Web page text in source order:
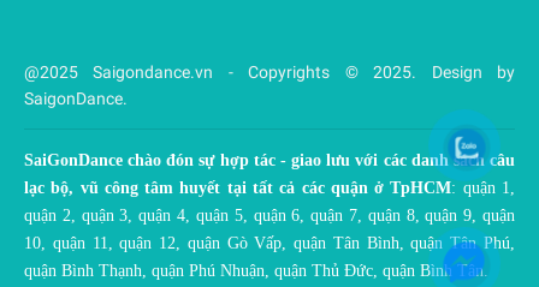
@2025 Saigondance.vn - Copyrights © 2025. Design by
SaigonDance.
SaiGonDance chào đón sự hợp tác - giao lưu với các danh sách câu
lạc bộ, vũ công tâm huyết tại tất cả các quận ở TpHCM: quận 1,
quận 2, quận 3, quận 4, quận 5, quận 6, quận 7, quận 8, quận 9, quận
10, quận 11, quận 12, quận Gò Vấp, quận Tân Bình, quận Tân Phú,
quận Bình Thạnh, quận Phú Nhuận, quận Thủ Đức, quận Bình Tân.